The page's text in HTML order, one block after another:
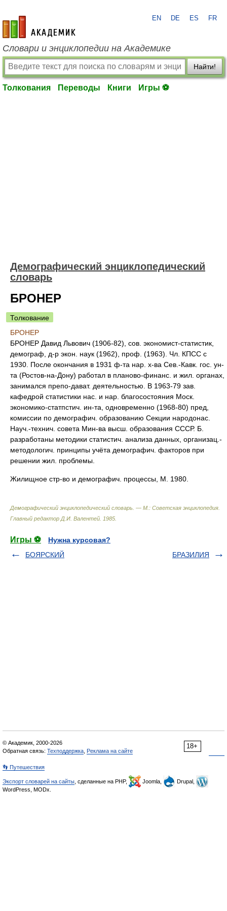
academic.ru
EN DE ES FR
Словари и энциклопедии на Академике
Найти!
Толкования Переводы Книги Игры ⚽
Демографический энциклопедический
словарь
БРOНЕР
Толкование
БРOНЕР
БРOНЕР Давид Львович (1906-82), сов. экономист-статистик,
демограф, д-р экон. наук (1962), проф. (1963). Чл. КПСС с
1930. После окончания в 1931 ф-та нар. х-ва Сев.-Кавк. гос. ун-
та (Ростов-на-Дону) работал в планово-финанс. и жил. органах,
занимался препо-дават. деятельностью. В 1963-79 зав.
кафедрой статистики нас. и нар. благосостояния Моск.
экономико-статпстич. ин-та, одновременно (1968-80) пред,
комиссии по демографич. образованию Секции народонас.
Науч.-технич. совета Мин-ва высш. образования СССР. Б.
разработаны методики статистич. анализа данных, организац.-
методологич. принципы учёта демографич. факторов при
решении жил. проблемы.
Жилищное стр-во и демографич. процессы, M. 1980.
Демографический энциклопедический словарь. — М.: Советская энциклопедия
Главный редактор Д.И. Валентей 1985
Игры ⚽
Нужна курсовая?
БОЯРСКИЙ
БРАЗИЛИЯ
18+
© Академик, 2000-2026
Обратная связь: Техподдержка Реклама на сайте
👣 Путешествия
Экспорт словарей на сайты , сделанные на PHP, Joomla,
Drupal,
WordPress, MODx.